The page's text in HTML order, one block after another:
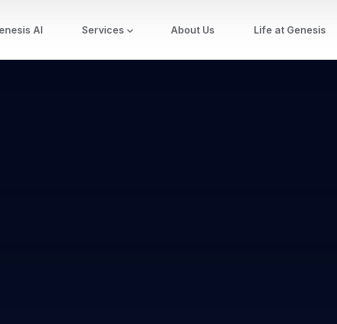
AI Services About Us Life at Genesis